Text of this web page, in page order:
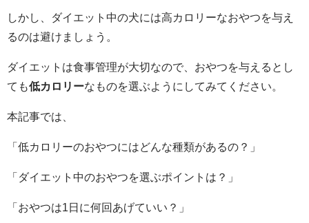
しかし、ダイエット中の犬には高カロリーなおやつを与え
るのは避けましょう。
ダイエットは食事管理が大切なので、おやつを与えるとし
ても低カロリーなものを選ぶようにしてみてください。
本記事では、
「低カロリーのおやつにはどんな種類があるの？」
「ダイエット中のおやつを選ぶポイントは？」
「おやつは1日に何回あげていい？」